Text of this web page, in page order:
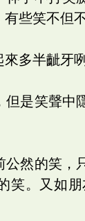
些笑不但
多半齜牙
是笑聲中
然的笑
笑。又如